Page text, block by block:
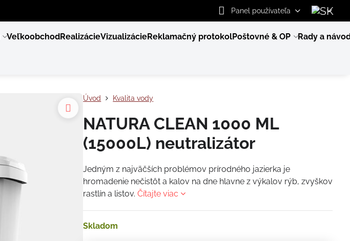
Panel používateľa
VeľkoobchodRealizácieVizualizácieReklamačný protokolPoštovné & OP Rady a
Úvod Kvalita vody
NATURA CLEAN 1000 ML
(15000L) neutralizátor
Jedným z najväčších problémov prírodného jazierka je
hromadenie nečistôt a kalov na dne hlavne z výkalov rýb, zvyškov
rastlín a listov.Čítajte viac
Skladom